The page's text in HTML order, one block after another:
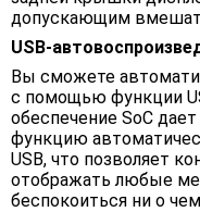
допускающим
USB-
Вы сможете
с помощью функции
обеспечение SoC
функцию
USB, что позволяет
отображать любые
беспокоиться ни о